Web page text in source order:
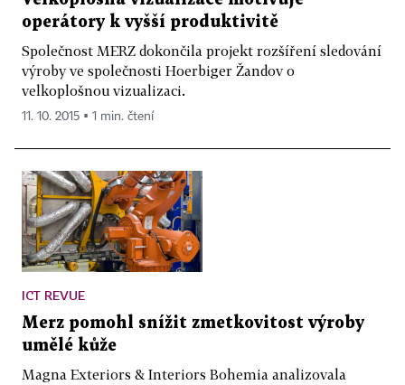
operátory k vyšší produktivitě
Společnost MERZ dokončila projekt rozšíření sledování
výroby ve společnosti Hoerbiger Žandov o
velkoplošnou vizualizaci.
11. 10. 2015 ▪ 1 min. čtení
ICT REVUE
Merz pomohl snížit zmetkovitost výroby
umělé kůže
Magna Exteriors & Interiors Bohemia analizovala